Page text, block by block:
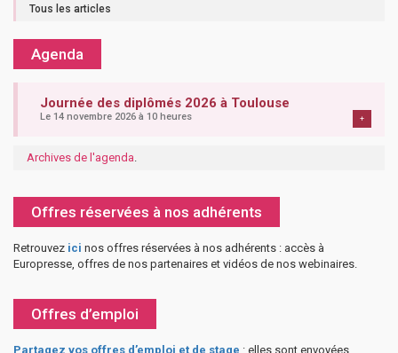
Tous les articles
Agenda
Journée des diplômés 2026 à Toulouse
Le 14 novembre 2026 à 10 heures +
Archives de l'agenda.
Offres réservées à nos adhérents
Retrouvez ici nos offres réservées à nos adhérents : accès à
Europresse, offres de nos partenaires et vidéos de nos webinaires.
Offres d’emploi
Partagez vos offres d’emploi et de stage : elles sont envoyées